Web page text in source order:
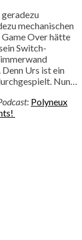
geradezu
mechanischen
Over hätte
Switch-
Urs ist ein
Nun…
: Polyneux